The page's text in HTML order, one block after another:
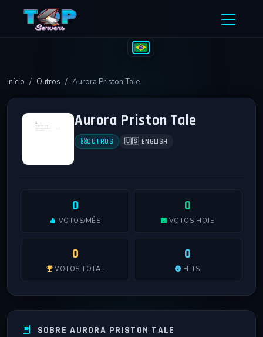
Ir para o conteúdo
Início Outros Aurora Priston Tale
Aurora Priston Tale
OUTROS 🇺🇸 ENGLISH
0
VOTOS/MÊS
0
VOTOS HOJE
0
VOTOS TOTAL
0
HITS
SOBRE AURORA PRISTON TALE